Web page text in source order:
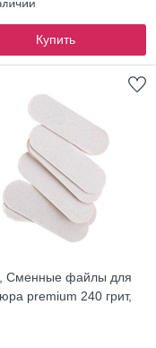
Купить
Сменные файлы для
premium 240 грит,